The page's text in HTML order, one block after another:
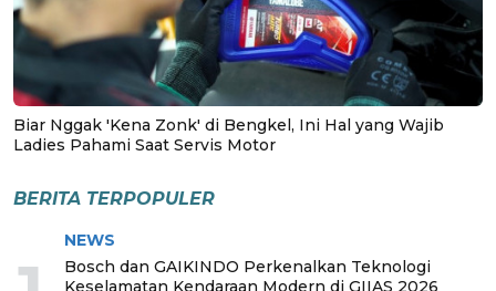
Biar Nggak 'Kena Zonk' di Bengkel, Ini Hal yang Wajib
Ladies Pahami Saat Servis Motor
BERITA TERPOPULER
NEWS
Bosch dan GAIKINDO Perkenalkan Teknologi
Keselamatan Kendaraan Modern di GIIAS 2026